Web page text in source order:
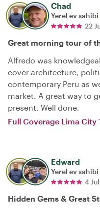
Chad
Yerel ev sahibi
22
Great morning tour of
Alfredo was
cover architecture,
contemporary Peru as
market. A great way to
present. Well done.
Full Coverage Lima City
Edward
Yerel ev sahibi
4
Hidden Gems & Great